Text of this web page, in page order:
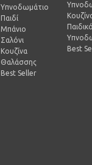
Υπνοδωμάτιο
Παιδί
Mπάνιο
Σαλόνι
Κουζίνα
Θαλάσσης
Best Seller
Παιδικό
Best